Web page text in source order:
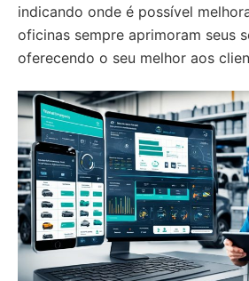
indicando onde é possível
oficinas sempre aprimoram seus
oferecendo o seu melhor aos